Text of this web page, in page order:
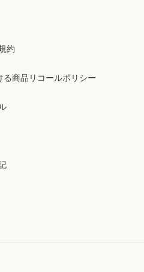
約
る商品リコールポリシー